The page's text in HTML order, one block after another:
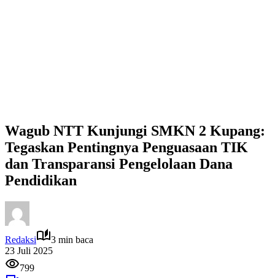
Wagub NTT Kunjungi SMKN 2 Kupang:
Tegaskan Pentingnya Penguasaan TIK
dan Transparansi Pengelolaan Dana
Pendidikan
Redaksi
3 min baca
23 Juli 2025
799